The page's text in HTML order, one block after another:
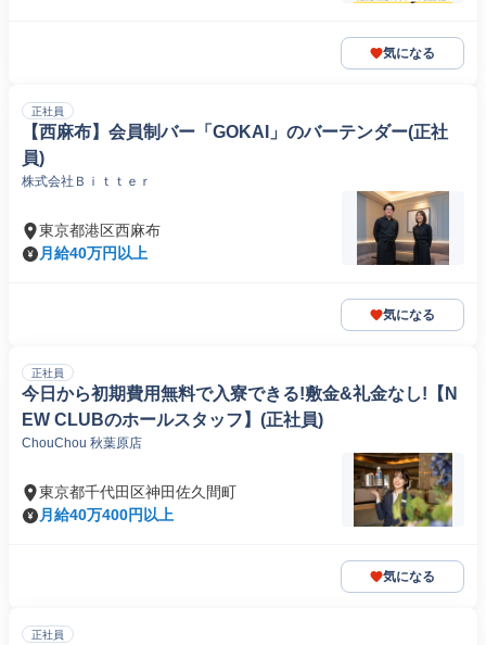
気になる
正社員
【西麻布】会員制バー「GOKAI」のバーテンダー(正社
員)
株式会社Ｂｉｔｔｅｒ
東京都港区西麻布
月給40万円以上
気になる
正社員
今日から初期費用無料で入寮できる!敷金&礼金なし!【N
EW CLUBのホールスタッフ】(正社員)
ChouChou 秋葉原店
東京都千代田区神田佐久間町
月給40万400円以上
気になる
正社員